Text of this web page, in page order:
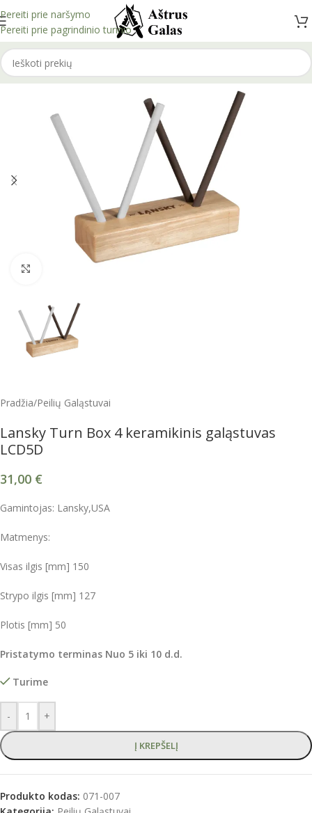
Pereiti prie naršymo
Pereiti prie pagrindinio turinio
Pradžia/Peilių Galąstuvai
Lansky Turn Box 4 keramikinis galąstuvas
LCD5D
31,00 €
Gamintojas: Lansky,USA
Matmenys:
Visas ilgis [mm] 150
Strypo ilgis [mm] 127
Plotis [mm] 50
Pristatymo terminas Nuo 5 iki 10 d.d.
Turime
- +
Į KREPŠELĮ
Produkto kodas: 071-007